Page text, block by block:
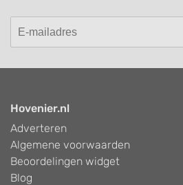
Hovenier.nl
Adverteren
Algemene voorwaarden
Beoordelingen widget
Blog